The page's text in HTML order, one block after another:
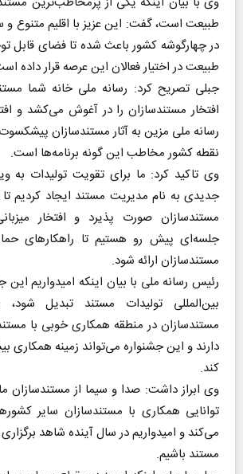
طبیعت است، گفت: این عزیز با اقلیم متنوع
در چهارگوشه کشور باعث شده تا فضای قابل
طبیعت در اختیار فعالان این عرصه قرار داده
جبلی تصریح کرد: رسانه ملی خانه شما
افتخار مستندسازان را در آغوش می‌کشد و
رسانه ملی مزین به آثار مستندسازان
نقطه کشور مخاطب این گونه برنامه‌ها است.
وی تاکید کرد: ما برای تقویت تولیدات به
جدیدی به نام مدیریت مستند ایجاد کردیم
مستندسازان صورت پذیرد و افتخار
جلسه‌ای پیش رو هستیم تا راهکار‌های
مستندسازان ارائه شود.
رئیس رسانه ملی با بیان اینکه امیدواریم این
بین‌المللی تولیدات مستند تبدیل شود،
مستندسازان در منطقه همکاری خوبی با
دارند و این جشنواره می‌تواند زمینه همکاری
کند.
وی ابراز داشت: صدا و سیما از مستندسازان
توانایی همکاری با مستندسازان سایر
می‌کند و امیدواریم در سال آینده شاهد
مستند باشیم.